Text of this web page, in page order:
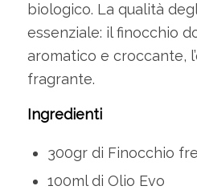
biologico. La qualità
essenziale: il finocchio
aromatico e croccante,
fragrante.
Ingredienti
300gr di Finocchio
100ml di Olio Evo